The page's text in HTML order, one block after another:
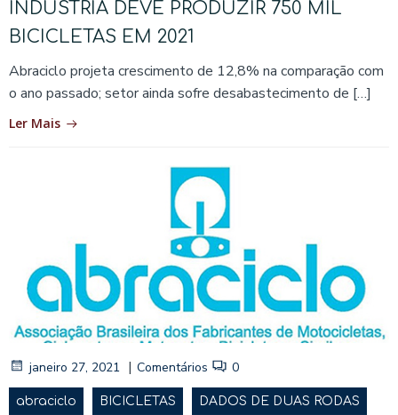
INDÚSTRIA DEVE PRODUZIR 750 MIL
BICICLETAS EM 2021
Abraciclo projeta crescimento de 12,8% na comparação com
o ano passado; setor ainda sofre desabastecimento de […]
Ler Mais
janeiro 27, 2021 | Comentários 0
abraciclo BICICLETAS DADOS DE DUAS RODAS